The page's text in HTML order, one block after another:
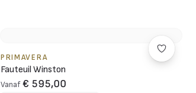
PRIMAVERA
Fauteuil Winston
Vanaf € 595,00